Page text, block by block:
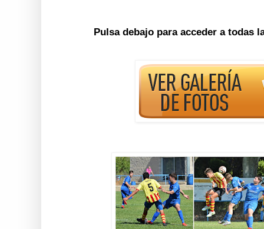
Pulsa debajo para acceder a todas